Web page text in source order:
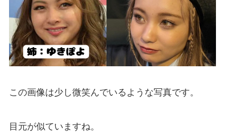
この画像は少し微笑んでいるような写真です。
目元が似ていますね。